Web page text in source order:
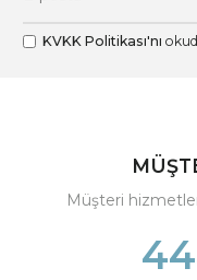
KVKK Politikası'nı
Müşteri